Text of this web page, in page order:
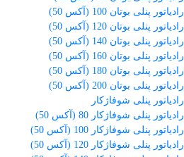
رادیاتور پنلی بوتان 100 (آکس 50)
رادیاتور پنلی بوتان 120 (آکس 50)
رادیاتور پنلی بوتان 140 (آکس 50)
رادیاتور پنلی بوتان 160 (آکس 50)
رادیاتور پنلی بوتان 180 (آکس 50)
رادیاتور پنلی بوتان 200 (آکس 50)
رادیاتور پنلی شوفاژکار
رادیاتور پنلی شوفاژکار 80 (آکس 50)
رادیاتور پنلی شوفاژکار 100 (آکس 50)
رادیاتور پنلی شوفاژکار 120 (آکس 50)